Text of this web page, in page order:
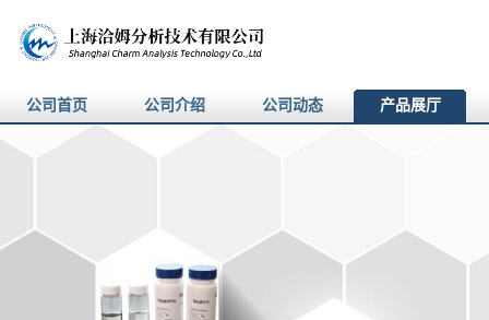
公司首页 公司介绍 公司动态 产品展厅